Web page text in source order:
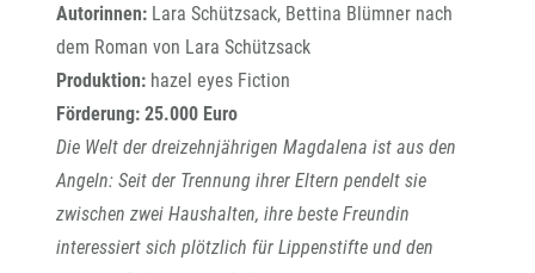
Autorinnen: Lara Schützsack, Bettina Blümner nach
dem Roman von Lara Schützsack
Produktion: hazel eyes Fiction
Förderung: 25.000 Euro
Die Welt der dreizehnjährigen Magdalena ist aus den
Angeln: Seit der Trennung ihrer Eltern pendelt sie
zwischen zwei Haushalten, ihre beste Freundin
interessiert sich plötzlich für Lippenstifte und den